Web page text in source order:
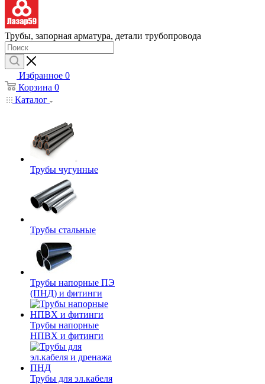
Трубы, запорная арматура, детали трубопровода
Избранное 0
Корзина 0
Каталог
Трубы чугунные
Трубы стальные
Трубы напорные ПЭ
(ПНД) и фитинги
Трубы напорные
НПВХ и фитинги
Трубы для эл.кабеля